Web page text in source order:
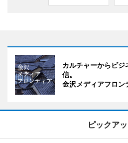
カルチャーからビ
信。
金沢メディアフロン
ピックア